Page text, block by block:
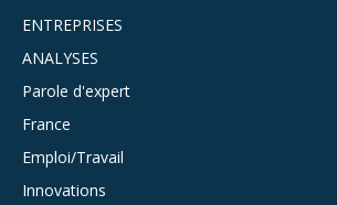
ENTREPRISES
ANALYSES
Parole d'expert
France
Emploi/Travail
Innovations